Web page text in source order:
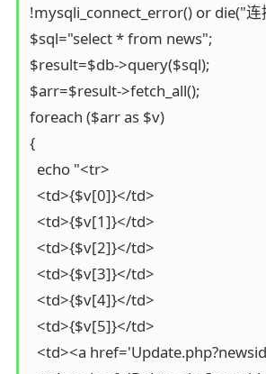
!mysqli_connect_error() or die("连
$sql="select * from news";
$result=$db->query($sql);
$arr=$result->fetch_all();
foreach ($arr as $v)
{
  echo "<tr>
  <td>{$v[0]}</td>
  <td>{$v[1]}</td>
  <td>{$v[2]}</td>
  <td>{$v[3]}</td>
  <td>{$v[4]}</td>
  <td>{$v[5]}</td>
<td><a